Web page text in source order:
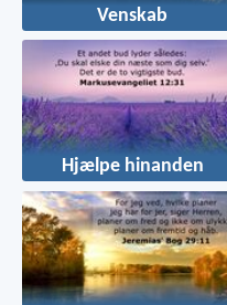
Venskab
Hjælpe hinanden